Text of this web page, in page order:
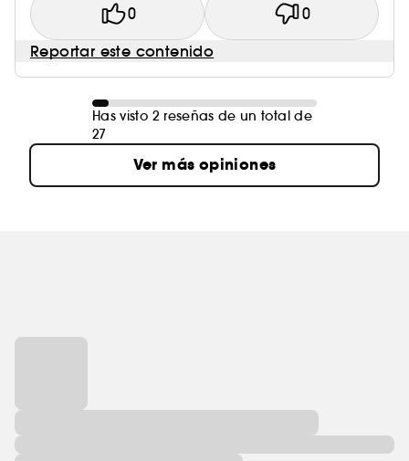
0 0
Reportar este contenido
Has visto 2 reseñas de un total de
27
Ver más opiniones